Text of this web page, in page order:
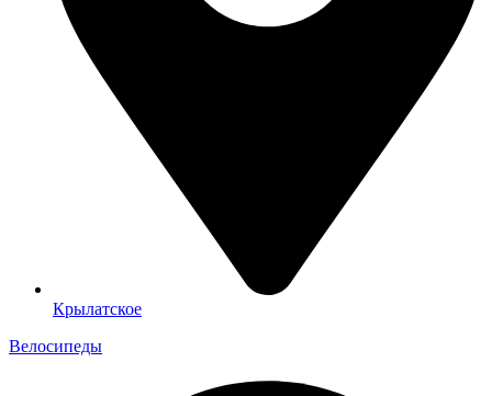
Крылатское
Велосипеды